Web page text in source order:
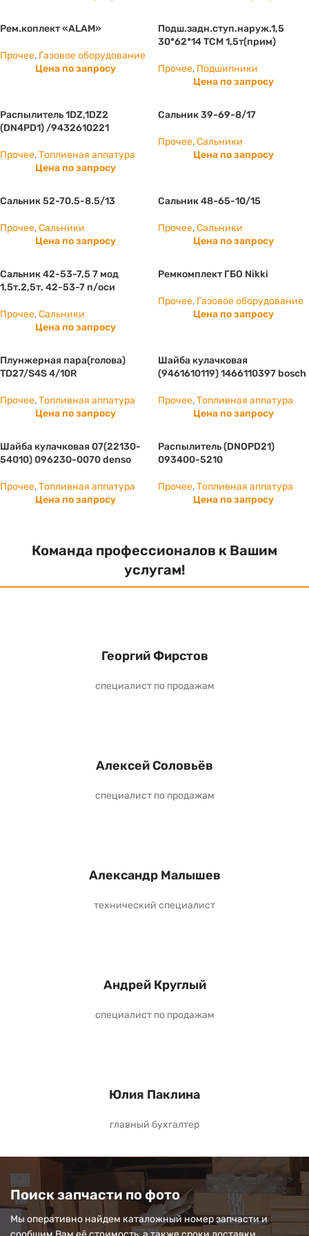
Рем.коплект «ALAM»
Прочее, Газовое оборудование
Цена по запросу
Подш.задн.ступ.наруж.1,5
30*62*14 ТСМ 1,5т(прим)
Прочее, Подшипники
Цена по запросу
Распылитель 1DZ,1DZ2
(DN4PD1) /9432610221
Прочее,Топливная аппатура
Цена по запросу
Сальник 39-69-8/17
Прочее,Сальники
Цена по запросу
Сальник 52-70.5-8.5/13
Прочее,Сальники
Цена по запросу
Сальник 48-65-10/15
Прочее,Сальники
Цена по запросу
Сальник 42-53-7,5 7 мод
1,5т.2,5т. 42-53-7 п/оси
Прочее,Сальники
Цена по запросу
Ремкомплект ГБО Nikki
Прочее, Газовое оборудование
Цена по запросу
Плунжерная пара(голова)
TD27/S4S 4/10R
Прочее,Топливная аппатура
Цена по запросу
Шайба кулачковая
(9461610119) 1466110397 bosch
Прочее,Топливная аппатура
Цена по запросу
Шайба кулачковая 07(22130-
54010) 096230-0070 denso
Прочее,Топливная аппатура
Цена по запросу
Распылитель (DNOPD21)
093400-5210
Прочее,Топливная аппатура
Цена по запросу
Команда профессионалов к Вашим
услугам!
Георгий Фирстов
специалист по продажам
Алексей Соловьёв
специалист по продажам
Александр Малышев
технический специалист
Андрей Круглый
специалист по продажам
Юлия Паклина
главный бухгалтер
Поиск запчасти по фото
Мы оперативно найдем каталожный номер запчасти и